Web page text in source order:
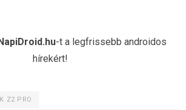
-t a legfrissebb androidos
hírekért!
Z2 PRO